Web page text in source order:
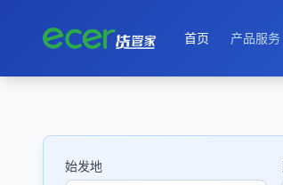
首页 产品服务
始发地